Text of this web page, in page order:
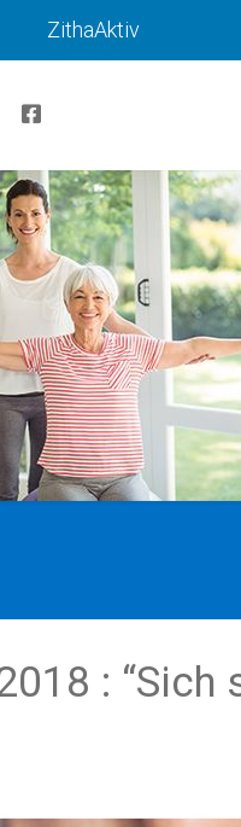
ZithaAktiv
: